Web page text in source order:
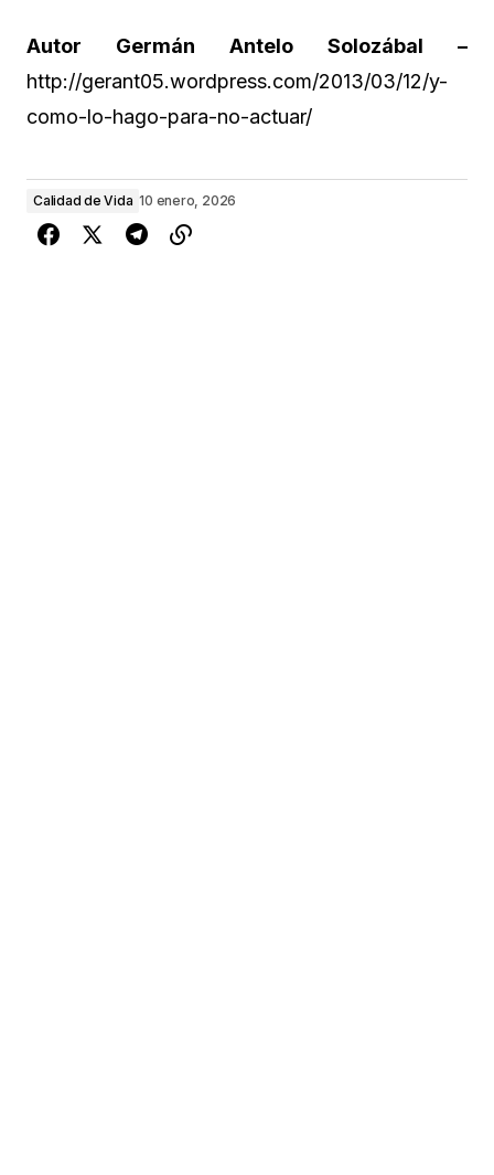
Autor Germán Antelo Solozábal –
http://gerant05.wordpress.com/2013/03/12/y-
como-lo-hago-para-no-actuar/
Calidad de Vida 10 enero, 2026